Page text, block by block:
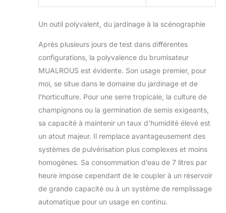
Un outil polyvalent, du jardinage à la scénographie
Après plusieurs jours de test dans différentes
configurations, la polyvalence du brumisateur
MUALROUS est évidente. Son usage premier, pour
moi, se situe dans le domaine du jardinage et de
l’horticulture. Pour une serre tropicale, la culture de
champignons ou la germination de semis exigeants,
sa capacité à maintenir un taux d’humidité élevé est
un atout majeur. Il remplace avantageusement des
systèmes de pulvérisation plus complexes et moins
homogènes. Sa consommation d’eau de 7 litres par
heure impose cependant de le coupler à un réservoir
de grande capacité ou à un système de remplissage
automatique pour un usage en continu.